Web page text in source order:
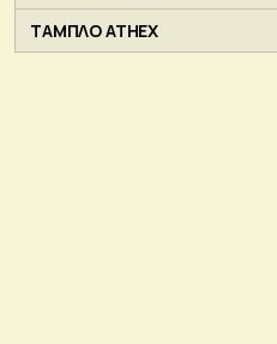
ΤΑΜΠΛΟ ATHEX